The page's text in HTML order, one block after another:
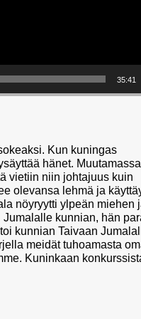
35:41
Kun kuningas
hänet. Muutamassa
vietiin niin johtajuus kuin
olevansa lehmä ja
nöyryytti ylpeän miehen
kunnian, hän
kunnian Taivaan
meidät tuhoamasta
Kuninkaan